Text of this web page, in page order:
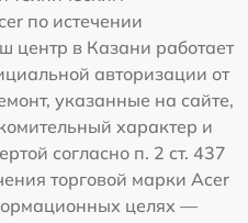
по истечении
центр в Казани работает
авторизации от
указанные на сайте,
характер и
согласно п. 2 ст. 437
торговой марки Acer
целях —